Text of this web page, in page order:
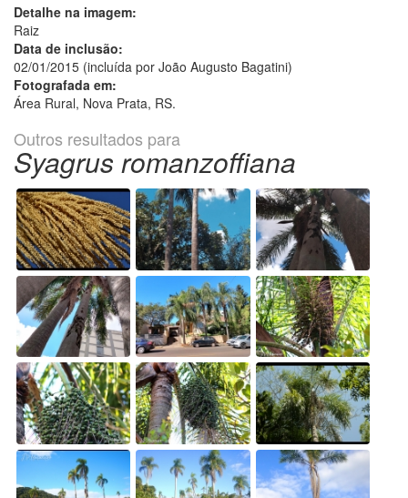
Detalhe na imagem:
Raiz
Data de inclusão:
02/01/2015 (incluída por João Augusto Bagatini)
Fotografada em:
Área Rural, Nova Prata, RS.
Outros resultados para
Syagrus romanzoffiana